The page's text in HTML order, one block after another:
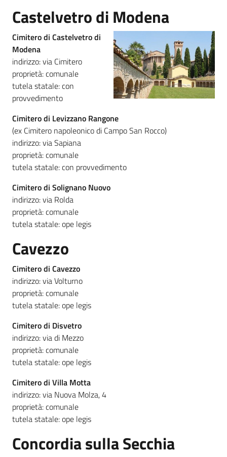
Castelvetro di Modena
Cimitero di Castelvetro di
Modena
indirizzo: via Cimitero
proprietà: comunale
tutela statale: con
provvedimento
Cimitero di Levizzano Rangone
(ex Cimitero napoleonico di Campo San Rocco)
indirizzo: via Sapiana
proprietà: comunale
tutela statale: con provvedimento
Cimitero di Solignano Nuovo
indirizzo: via Rolda
proprietà: comunale
tutela statale: ope legis
Cavezzo
Cimitero di Cavezzo
indirizzo: via Volturno
proprietà: comunale
tutela statale: ope legis
Cimitero di Disvetro
indirizzo: via di Mezzo
proprietà: comunale
tutela statale: ope legis
Cimitero di Villa Motta
indirizzo: via Nuova Molza, 4
proprietà: comunale
tutela statale: ope legis
Concordia sulla Secchia